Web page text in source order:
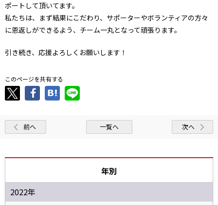
ポートして頂いてます。
私たちは、まず結果にこだわり、サポーターやボランティアの方々
に恩返しができるよう、チーム一丸となって頑張ります。
引き続き、応援よろしくお願いします！
このページを共有する
前へ 一覧へ 次へ
年別
2022年